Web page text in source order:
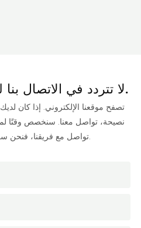
لا تتردد في الاتصال بنا لطرح أي أسئلة لديك.
تصفح موقعنا الإلكتروني. إذا كان
نصيحة، تواصل معنا. سنخصص وقتًا
تواصل مع فريقنا، فنحن سعداء بتقديم المساعدة.